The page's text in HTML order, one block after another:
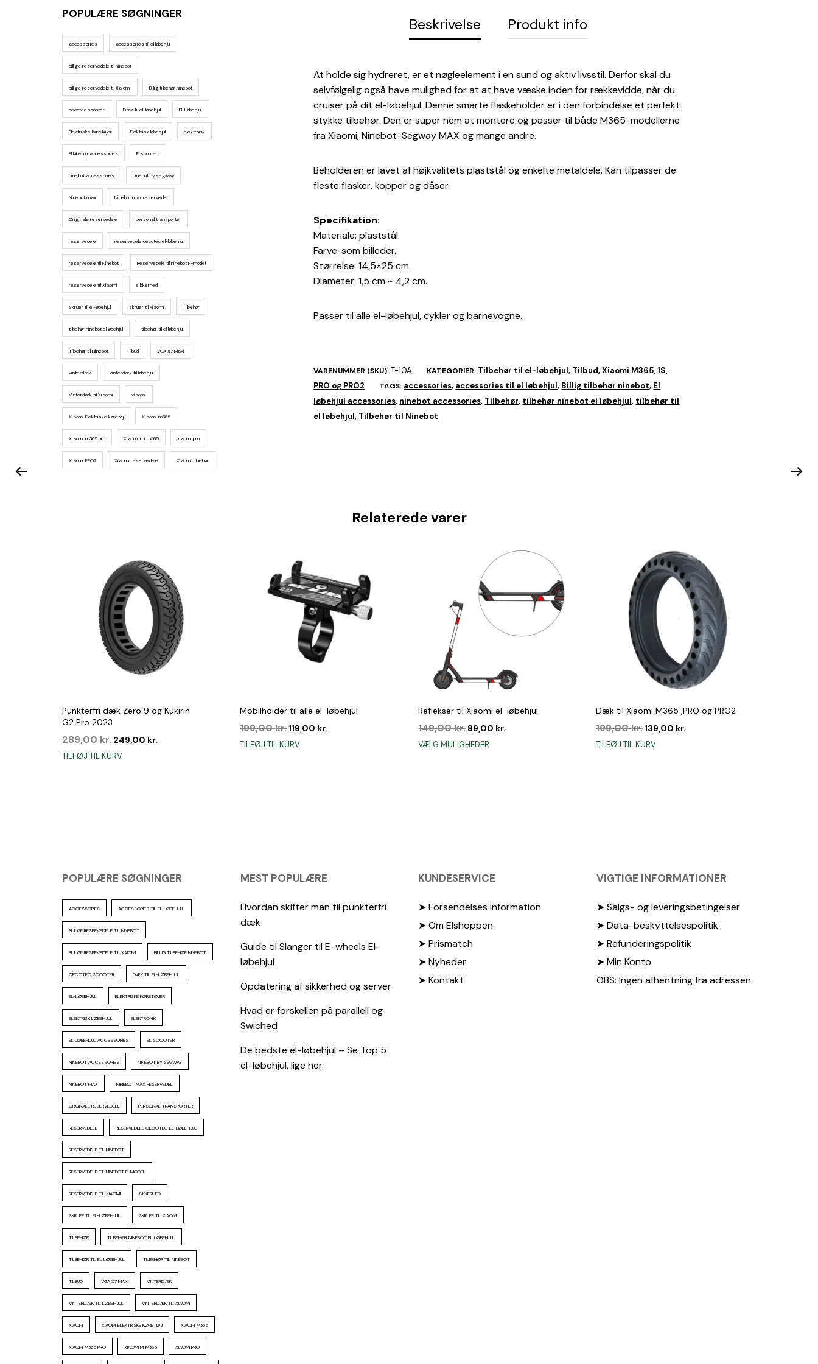
POPULÆRE SØGNINGER
accessories accessories til el løbehjul
billige reservedele til ninebot
billige reservedele til Xaiomi Billig tilbehør ninebot
cecotec scooter Dæk til el-løbehjul El-Løbehjul
Elektriske køretøjer Elektrisk løbehjul elektronik
El løbehjul accessories El scooter
ninebot accessories ninebot by segway
Ninebot max Ninebot max reservedel
Originale reservedele personal transporter
reservedele reservedele cecotec el-løbehjul
reservedele til Ninebot Reservedele til ninebot F-model
reservedele til Xiaomi sikkerhed
Skruer til el-løbehjul skruer til xiaomi Tilbehør
tilbehør ninebot el løbehjul tilbehør til el løbehjul
Tilbehør til Ninebot Tilbud VGA X7 Maxi
vinterdæk vinterdæk til løbehjul
Vinterdæk til Xiaomi xiaomi
Xiaomi Elektriske køretøj Xiaomi m365
Xiaomi m365 pro Xiaomi mi m365 xiaomi pro
Xiaomi PRO2 Xiaomi reservedele Xiaomi tilbehør
Beskrivelse Produkt info
At holde sig hydreret, er et nøgleelement i en sund og aktiv livsstil. Derfor skal du
selvfølgelig også have mulighed for at at have væske inden for rækkevidde, når du
cruiser på dit el-løbehjul. Denne smarte flaskeholder er i den forbindelse et perfekt
stykke tilbehør. Den er super nem at montere og passer til både M365-modellerne
fra Xiaomi, Ninebot-Segway MAX og mange andre.
Beholderen er lavet af højkvalitets plaststål og enkelte metaldele. Kan tilpasser de
fleste flasker, kopper og dåser.
Specifikation:
Materiale: plaststål.
Farve: som billeder.
Størrelse: 14,5×25 cm.
Diameter: 1,5 cm ~ 4,2 cm.
Passer til alle el-løbehjul, cykler og barnevogne.
VARENUMMER (SKU):T-10A KATEGORIER: Tilbehør til el-løbehjul, Tilbud,Xiaomi M365, 1S,
PRO og PRO2
TAGS: accessories, accessories til el løbehjul, Billig tilbehør ninebot, El
løbehjul accessories, ninebot accessories, Tilbehør, tilbehør ninebot el løbehjul, tilbehør til
el løbehjul, Tilbehør til Ninebot
Relaterede varer
Punkterfri dæk Zero 9 og Kukirin
G2 Pro 2023
289,00kr. Den
pris
249,00 kr.
TILFØJ TIL KURV
Mobilholder til alle el-løbehjul
199,00kr.Den
pris
119,00 kr.
TILFØJ TIL KURV
Reflekser til Xiaomi el-løbehjul
149,00kr. Den
pris
89,00 kr.
VÆLG MULIGHEDERDette
Dæk til Xiaomi M365 ,PRO og PRO2
199,00kr.Den
pris
139,00 kr.
TILFØJ TIL KURV
POPULÆRE SØGNINGER
ACCESSORIES ACCESSORIES TIL EL LØBEHJUL
BILLIGE RESERVEDELE TIL NINEBOT
BILLIGE RESERVEDELE TIL XAIOMI BILLIG TILBEHØR NINEBOT
CECOTEC SCOOTER DÆK TIL EL-LØBEHJUL
EL-LØBEHJUL ELEKTRISKE KØRETØJER
ELEKTRISK LØBEHJUL ELEKTRONIK
EL LØBEHJUL ACCESSORIES EL SCOOTER
NINEBOT ACCESSORIES NINEBOT BY SEGWAY
NINEBOT MAX NINEBOT MAX RESERVEDEL
ORIGINALE RESERVEDELE PERSONAL TRANSPORTER
RESERVEDELE RESERVEDELE CECOTEC EL-LØBEHJUL
RESERVEDELE TIL NINEBOT
RESERVEDELE TIL NINEBOT F-MODEL
RESERVEDELE TIL XIAOMI SIKKERHED
SKRUER TIL EL-LØBEHJUL SKRUER TIL XIAOMI
TILBEHØR TILBEHØR NINEBOT EL LØBEHJUL
TILBEHØR TIL EL LØBEHJUL TILBEHØR TIL NINEBOT
TILBUD VGA X7 MAXI VINTERDÆK
VINTERDÆK TIL LØBEHJUL VINTERDÆK TIL XIAOMI
XIAOMI XIAOMI ELEKTRISKE KØRETØJ XIAOMI M365
XIAOMI M365 PRO XIAOMI MI M365 XIAOMI PRO
MEST POPULÆRE
Hvordan skifter man til punkterfri
dæk
Guide til Slanger til E-wheels El-
løbehjul
Opdatering af sikkerhed og server
Hvad er forskellen på parallell og
Swiched
De bedste el-løbehjul – Se Top 5
el-løbehjul, lige her.
KUNDESERVICE
➤ Forsendelses information
➤ Om Elshoppen
➤ Prismatch
➤ Nyheder
➤ Kontakt
VIGTIGE INFORMATIONER
➤ Salgs- og leveringsbetingelser
➤ Data-beskyttelsespolitik
➤ Refunderingspolitik
➤ Min Konto
OBS: Ingen afhentning fra adressen